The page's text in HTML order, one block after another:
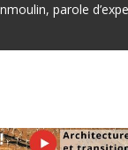
parole